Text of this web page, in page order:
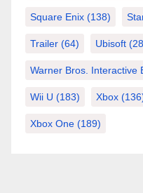
Square Enix (138)
Trailer (64) Ubisoft
Warner Bros. Interactive
Wii U (183) Xbox
Xbox One (189)